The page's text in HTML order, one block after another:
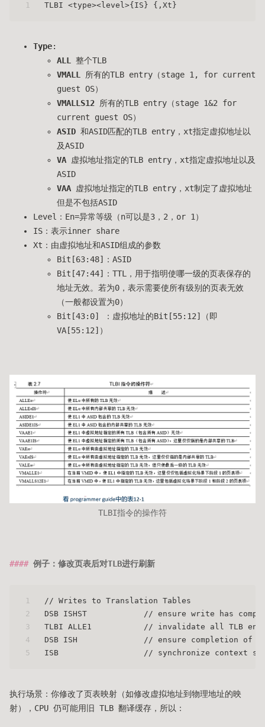
1 TLBI <type><level>{IS} {,Xt}
Type:
ALL 整个TLB
VMALL 所有的TLB entry（stage 1, for current
guest OS）
VMALLS12 所有的TLB entry（stage 1&2 for
current guest OS）
ASID 和ASID匹配的TLB entry，xt指定虚拟地址以
及ASID
VA 虚拟地址指定的TLB entry，xt指定虚拟地址以及
ASID
VAA 虚拟地址指定的TLB entry，xt制定了虚拟地址
但是不包括ASID
Level：En=异常等级（n可以是3，2，or 1）
IS：表示inner share
Xt：由虚拟地址和ASID组成的参数
Bit[63:48]：ASID
Bit[47:44]：TTL，用于指明使哪一级的页表保存的
地址无效。若为0，表示需要使所有级别的页表无效
（一般都设置为0）
Bit[43:0] ：虚拟地址的Bit[55:12]（即
VA[55:12]）
TLBI指令的操作符
例子：修改页表后对TLB进行刷新
1
2
3
4
5
// Writes to Translation Tables
DSB ISHST            // ensure write has
TLBI ALLE1           // invalidate all TLB
DSB ISH              // ensure completion of
ISB                  // synchronize context so
执行场景：你修改了页表映射（如修改虚拟地址到物理地址的映
射），CPU 仍可能用旧 TLB 翻译缓存，所以：